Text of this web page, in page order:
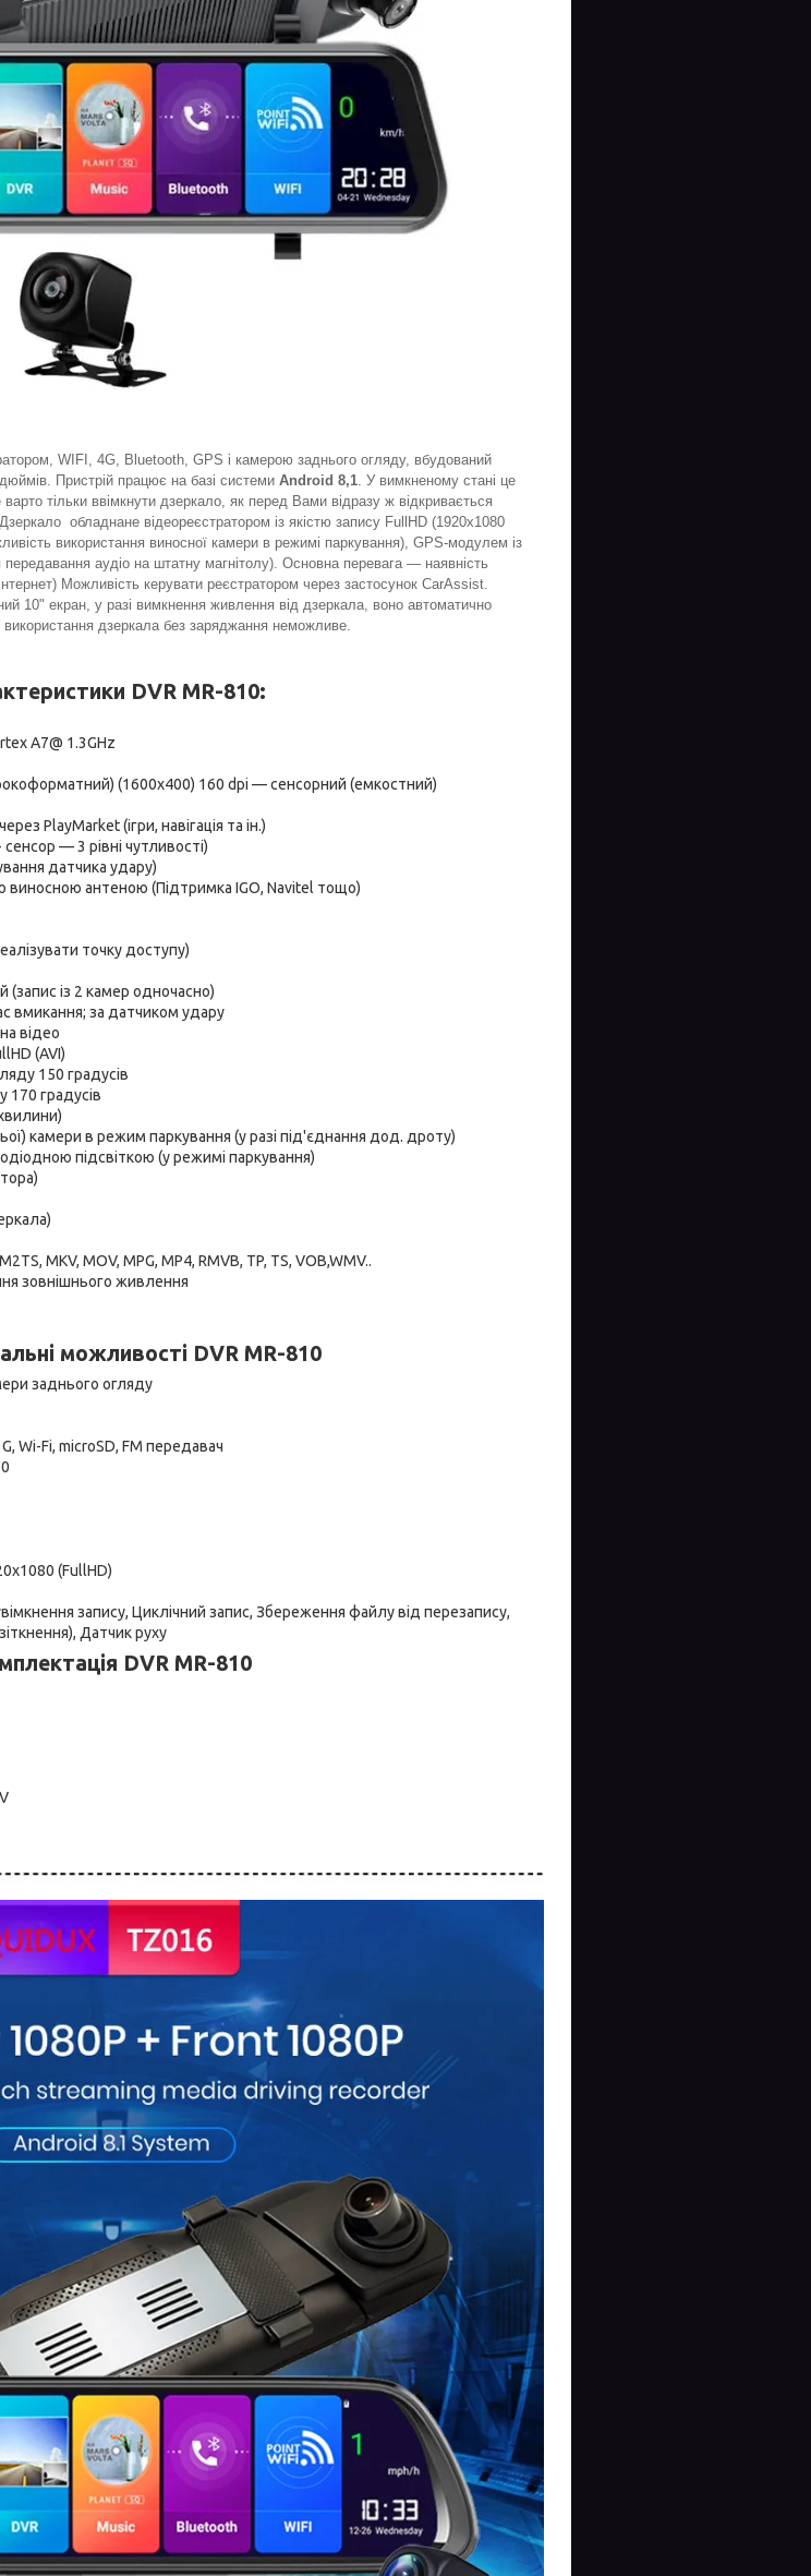
WIFI, 4G, Bluetooth, GPS і камерою заднього огляду, вбудований
Пристрій працює на базі системи Android 8,1. У вимкненому стані це
тільки ввімкнути дзеркало, як перед Вами відразу ж відкривається
обладнане відеореєстратором із якістю запису FullHD (1920x1080
використання виносної камери в режимі паркування), GPS-модулем із
аудіо на штатну магнітолу). Основна перевага — наявність
Можливість керувати реєстратором через застосунок CarAssist.
10" екран, у разі вимкнення живлення від дзеркала, воно автоматично
використання дзеркала без заряджання неможливе.
DVR MR-810:
A7@ 1.3GHz
(1600x400) 160 dpi — сенсорний (емкостний)
PlayMarket (ігри, навігація та ін.)
— 3 рівні чутливості)
датчика удару)
виносною антеною (Підтримка IGO, Navitel тощо)
точку доступу)
із 2 камер одночасно)
вмикання; за датчиком удару
відео
(AVI)
150 градусів
170 градусів
камери в режим паркування (у разі під'єднання дод. дроту)
підсвіткою (у режимі паркування)
MKV, MOV, MPG, MP4, RMVB, TP, TS, VOB,WMV..
зовнішнього живлення
можливості DVR MR-810
заднього огляду
Wi-Fi, microSD, FM передавач
(FullHD)
запису, Циклічний запис, Збереження файлу від перезапису,
Датчик руху
DVR MR-810